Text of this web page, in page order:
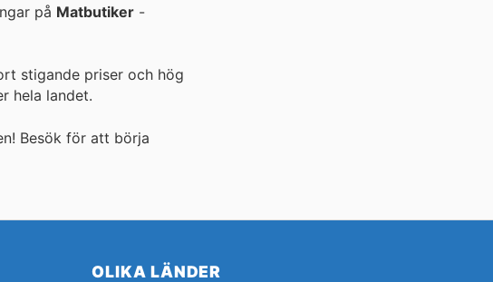
på Matbutiker -
stigande priser och hög
hela landet.
Besök för att börja
OLIKA LÄNDER